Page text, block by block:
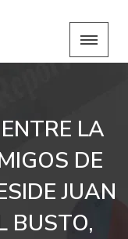
LA
DE
JUAN
BUSTO,